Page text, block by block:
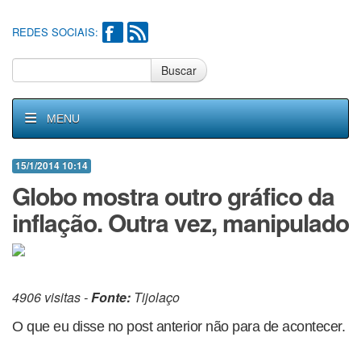
REDES SOCIAIS:
Buscar
MENU
15/1/2014 10:14
Globo mostra outro gráfico da
inflação. Outra vez, manipulado
4906 visitas -Fonte: Tijolaço
O que eu disse no post anterior não para de acontecer.